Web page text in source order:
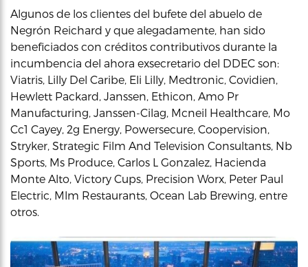
Algunos de los clientes del bufete del abuelo de
Negrón Reichard y que alegadamente, han sido
beneficiados con créditos contributivos durante la
incumbencia del ahora exsecretario del DDEC son:
Viatris, Lilly Del Caribe, Eli Lilly, Medtronic, Covidien,
Hewlett Packard, Janssen, Ethicon, Amo Pr
Manufacturing, Janssen-Cilag, Mcneil Healthcare, Mo
Cc1 Cayey, 2g Energy, Powersecure, Coopervision,
Stryker, Strategic Film And Television Consultants, Nb
Sports, Ms Produce, Carlos L Gonzalez, Hacienda
Monte Alto, Victory Cups, Precision Worx, Peter Paul
Electric, Mlm Restaurants, Ocean Lab Brewing, entre
otros.